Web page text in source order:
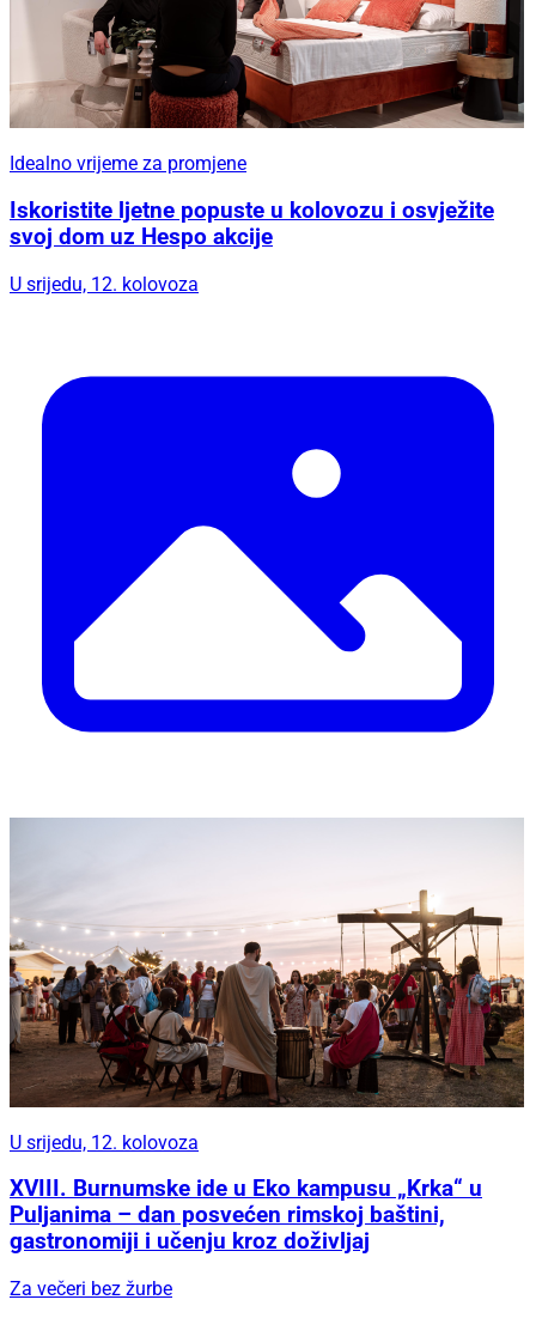
Idealno vrijeme za promjene
Iskoristite ljetne popuste u kolovozu i osvježite
svoj dom uz Hespo akcije
U srijedu, 12. kolovoza
U srijedu, 12. kolovoza
XVIII. Burnumske ide u Eko kampusu „Krka“ u
Puljanima – dan posvećen rimskoj baštini,
gastronomiji i učenju kroz doživljaj
Za večeri bez žurbe